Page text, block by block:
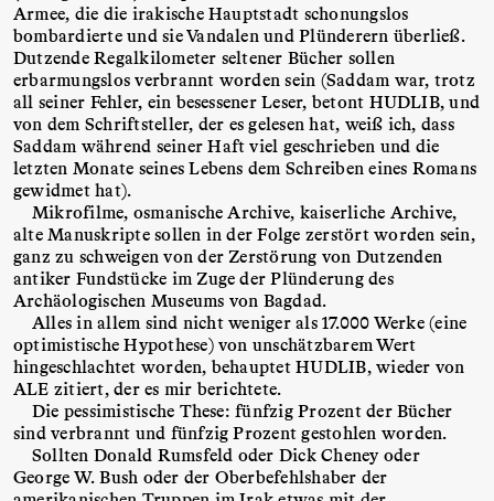
Armee, die die irakische Hauptstadt schonungslos
bombardierte und sie Vandalen und Plünderern überließ.
Dutzende Regalkilometer seltener Bücher sollen
erbarmungslos verbrannt worden sein (Saddam war, trotz
all seiner Fehler, ein besessener Leser, betont HUDLIB, und
von dem Schriftsteller, der es gelesen hat, weiß ich, dass
Saddam während seiner Haft viel geschrieben und die
letzten Monate seines Lebens dem Schreiben eines Romans
gewidmet hat).
Mikrofilme, osmanische Archive, kaiserliche Archive,
alte Manuskripte sollen in der Folge zerstört worden sein,
ganz zu schweigen von der Zerstörung von Dutzenden
antiker Fundstücke im Zuge der Plünderung des
Archäologischen Museums von Bagdad.
Alles in allem sind nicht weniger als 17.000 Werke (eine
optimistische Hypothese) von unschätzbarem Wert
hingeschlachtet worden, behauptet HUDLIB, wieder von
ALE zitiert, der es mir berichtete.
Die pessimistische These: fünfzig Prozent der Bücher
sind verbrannt und fünfzig Prozent gestohlen worden.
Sollten Donald Rumsfeld oder Dick Cheney oder
George W. Bush oder der Oberbefehlshaber der